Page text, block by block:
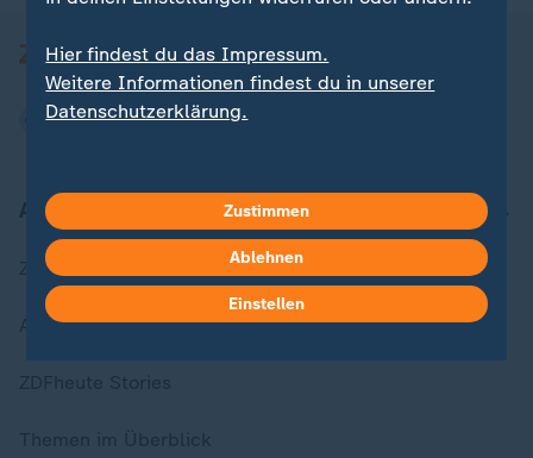
Aktuell bei ZDFheute
Zuletzt veröffentlicht
Aktuelle Sendungs-Videos
Hier findest du das Impressum.
Weitere Informationen findest du in unserer
Datenschutzerklärung.
Zustimmen
Ablehnen
Einstellen